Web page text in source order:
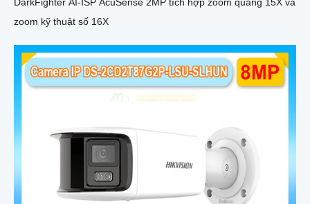
DarkFighter AI-ISP AcuSense 2MP tích hợp zoom quang 15X và
zoom kỹ thuật số 16X